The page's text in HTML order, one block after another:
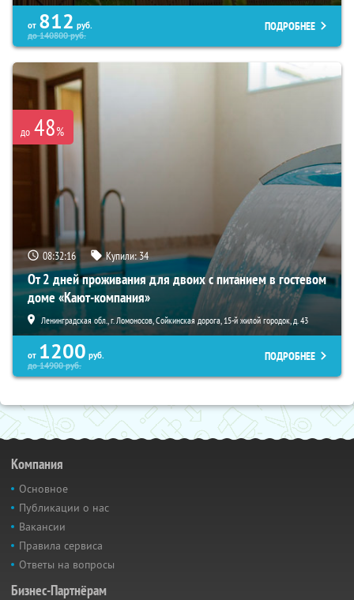
от 812 руб.
до140800руб.
ПОДРОБНЕЕ
до 48%
08:32:14 Купили:34
От 2 дней проживания для двоих с питанием в гостевом
доме «Кают-компания»
Ленинградская обл., г. Ломоносов, Сойкинская дорога, 15-й жилой городок, д. 43
от 1200 руб.
до14900руб.
ПОДРОБНЕЕ
Компания
Основное
Публикации о нас
Вакансии
Правила сервиса
Ответы на вопросы
Бизнес-Партнёрам